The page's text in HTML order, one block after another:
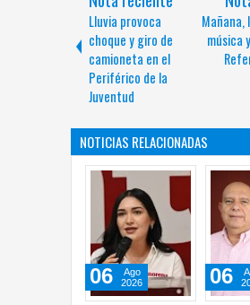
Lluvia provoca
choque y giro de
camioneta en el
Periférico de la
Juventud
Mañana,
música
NOTICIAS RELACIONADAS
06
Ago
2026